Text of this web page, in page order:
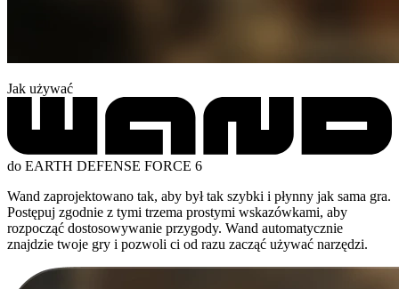
Jak używać
do EARTH DEFENSE FORCE 6
Wand zaprojektowano tak, aby był tak szybki i płynny jak sama gra.
Postępuj zgodnie z tymi trzema prostymi wskazówkami, aby
rozpocząć dostosowywanie przygody. Wand automatycznie
znajdzie twoje gry i pozwoli ci od razu zacząć używać narzędzi.